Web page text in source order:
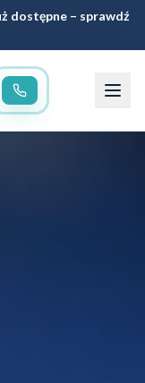
dostępne – sprawdź